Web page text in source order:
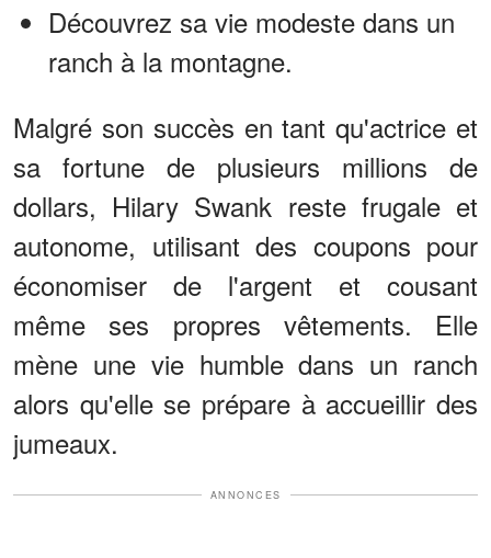
Découvrez sa vie modeste dans un
ranch à la montagne.
Malgré son succès en tant qu'actrice et
sa fortune de plusieurs millions de
dollars, Hilary Swank reste frugale et
autonome, utilisant des coupons pour
économiser de l'argent et cousant
même ses propres vêtements. Elle
mène une vie humble dans un ranch
alors qu'elle se prépare à accueillir des
jumeaux.
ANNONCES